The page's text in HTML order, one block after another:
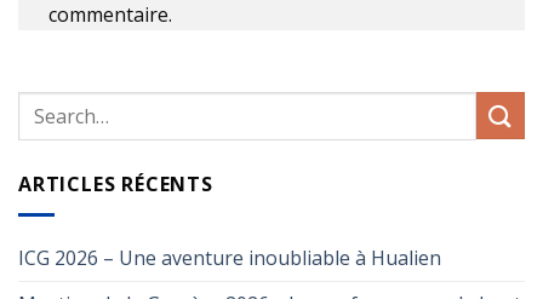
commentaire.
ARTICLES RÉCENTS
ICG 2026 – Une aventure inoubliable à Hualien